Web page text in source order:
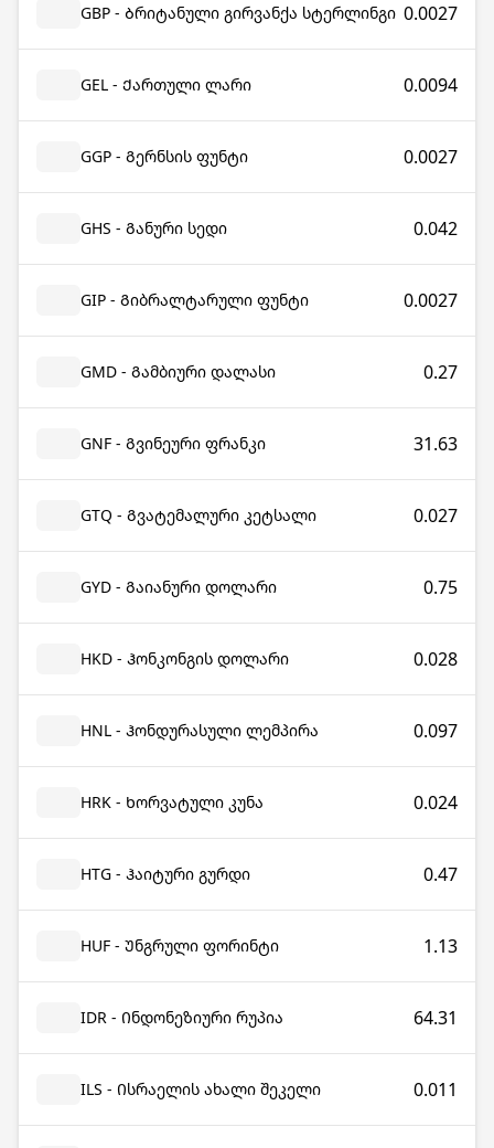
GBP - Ბრიტანული გირვანქა სტერლინგი 0.0027
GEL - Ქართული ლარი 0.0094
GGP - Გერნსის ფუნტი 0.0027
GHS - Განური სედი 0.042
GIP - Გიბრალტარული ფუნტი 0.0027
GMD - Გამბიური დალასი 0.27
GNF - Გვინეური ფრანკი 31.63
GTQ - Გვატემალური კეტსალი 0.027
GYD - Გაიანური დოლარი 0.75
HKD - Ჰონკონგის დოლარი 0.028
HNL - Ჰონდურასული ლემპირა 0.097
HRK - Ხორვატული კუნა 0.024
HTG - Ჰაიტური გურდი 0.47
HUF - Უნგრული ფორინტი 1.13
IDR - Ინდონეზიური რუპია 64.31
ILS - Ისრაელის ახალი შეკელი 0.011